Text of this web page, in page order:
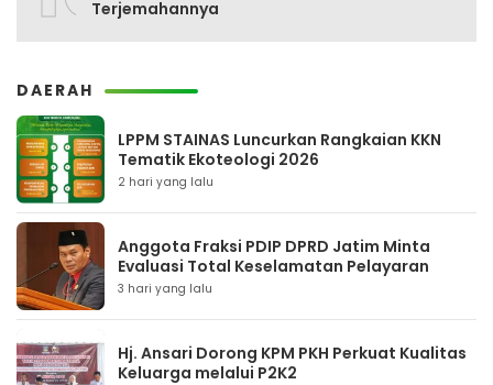
Terjemahannya
DAERAH
LPPM STAINAS Luncurkan Rangkaian KKN
Tematik Ekoteologi 2026
2 hari yang lalu
Anggota Fraksi PDIP DPRD Jatim Minta
Evaluasi Total Keselamatan Pelayaran
3 hari yang lalu
Hj. Ansari Dorong KPM PKH Perkuat Kualitas
Keluarga melalui P2K2